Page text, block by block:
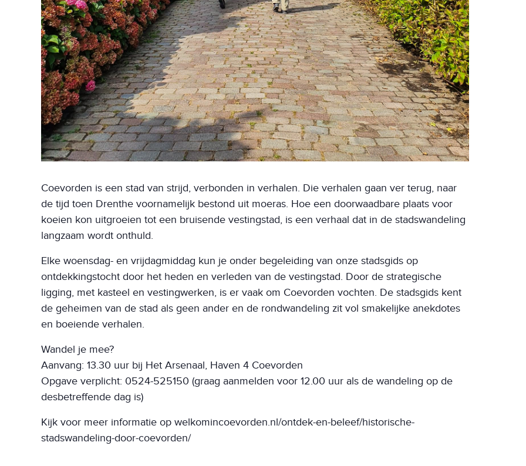
Coevorden is een stad van strijd, verbonden in verhalen. Die verhalen gaan ver terug, naar
de tijd toen Drenthe voornamelijk bestond uit moeras. Hoe een doorwaadbare plaats voor
koeien kon uitgroeien tot een bruisende vestingstad, is een verhaal dat in de stadswandeling
langzaam wordt onthuld.
Elke woensdag- en vrijdagmiddag kun je onder begeleiding van onze stadsgids op
ontdekkingstocht door het heden en verleden van de vestingstad. Door de strategische
ligging, met kasteel en vestingwerken, is er vaak om Coevorden vochten. De stadsgids kent
de geheimen van de stad als geen ander en de rondwandeling zit vol smakelijke anekdotes
en boeiende verhalen.
Wandel je mee?
Aanvang: 13.30 uur bij Het Arsenaal, Haven 4 Coevorden
Opgave verplicht: 0524-525150 (graag aanmelden voor 12.00 uur als de wandeling op de
desbetreffende dag is)
Kijk voor meer informatie op welkomincoevorden.nl/ontdek-en-beleef/historische-
stadswandeling-door-coevorden/